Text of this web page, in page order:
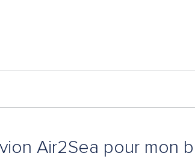
Air2Sea pour mon